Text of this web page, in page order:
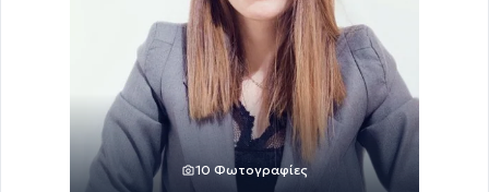
10 Φωτογραφίες